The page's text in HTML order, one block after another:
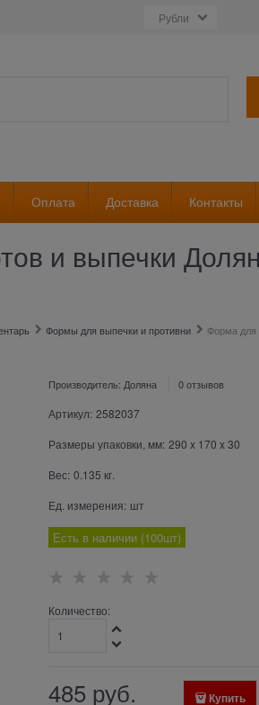
Оплата Доставка Контакты
и выпечки
Формы для выпечки и противни Форма для
Производитель: Доляна 0 отзывов
Артикул: 2582037
Размеры упаковки, мм: 290 x 170 x30
Вес: 0.135 кг.
Ед. измерения: шт
Есть в наличии (100шт)
Количество:
485 руб. Купить